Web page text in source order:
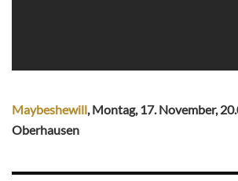
Maybeshewill, Montag, 17. November,
Oberhausen